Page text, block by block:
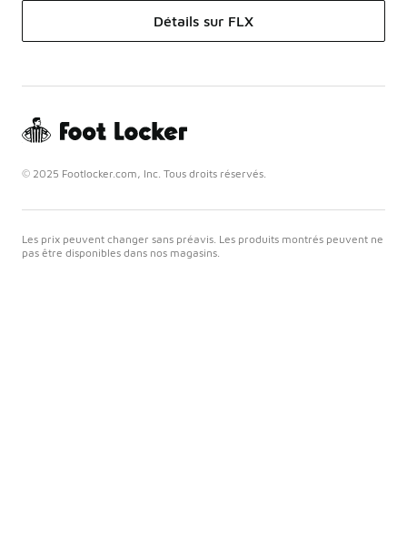
Détails sur FLX
© 2025 Footlocker.com, Inc. Tous droits réservés.
Les prix peuvent changer sans préavis. Les produits montrés peuvent ne
pas être disponibles dans nos magasins.